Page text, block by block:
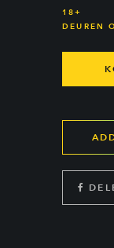
18+
DEUREN